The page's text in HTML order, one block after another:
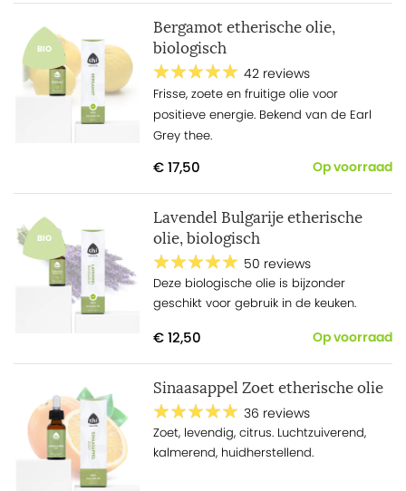
BIO
Bergamot etherische olie,
biologisch
42 reviews
Frisse, zoete en fruitige olie voor
positieve energie. Bekend van de Earl
Grey thee.
€ 17,50 Op voorraad
BIO
Lavendel Bulgarije etherische
olie, biologisch
50 reviews
Deze biologische olie is bijzonder
geschikt voor gebruik in de keuken.
€ 12,50 Op voorraad
Sinaasappel Zoet etherische olie
36 reviews
Zoet, levendig, citrus. Luchtzuiverend,
kalmerend, huidherstellend.